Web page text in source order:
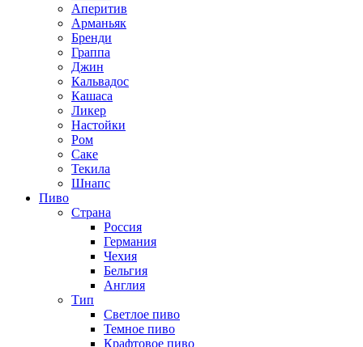
Аперитив
Арманьяк
Бренди
Граппа
Джин
Кальвадос
Кашаса
Ликер
Настойки
Ром
Саке
Текила
Шнапс
Пиво
Страна
Россия
Германия
Чехия
Бельгия
Англия
Тип
Светлое пиво
Темное пиво
Крафтовое пиво